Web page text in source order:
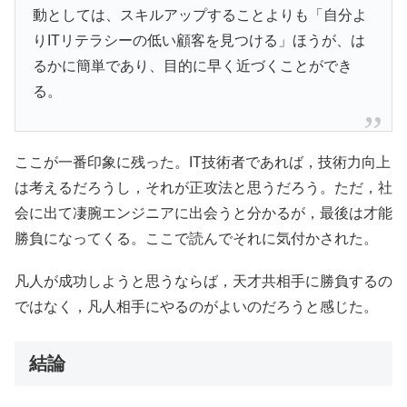
動としては、スキルアップすることよりも「自分よ
りITリテラシーの低い顧客を見つける」ほうが、は
るかに簡単であり、目的に早く近づくことができ
る。
ここが一番印象に残った。IT技術者であれば，技術力向上
は考えるだろうし，それが正攻法と思うだろう。ただ，社
会に出て凄腕エンジニアに出会うと分かるが，最後は才能
勝負になってくる。ここで読んでそれに気付かされた。
凡人が成功しようと思うならば，天才共相手に勝負するの
ではなく，凡人相手にやるのがよいのだろうと感じた。
結論